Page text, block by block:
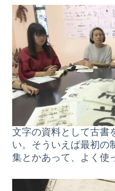
文字の資料として古書
い。そういえば最初の
集とかあって、よく使